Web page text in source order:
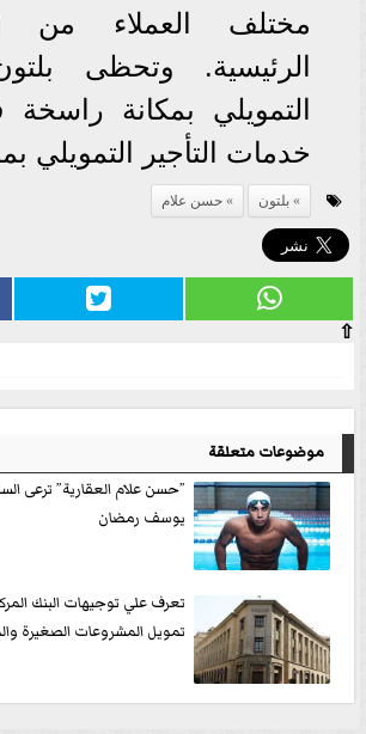
مختلف العملاء من
الرئيسية. وتحظى بلتون
التمويلي بمكانة
خدمات التأجير التمويلي
بلتون حسن علام
⇧
موضوعات متعلقة
”حسن علام العقارية” ترعى
يوسف رمضان
تعرف علي توجيهات البنك
تمويل المشروعات الصغيرة